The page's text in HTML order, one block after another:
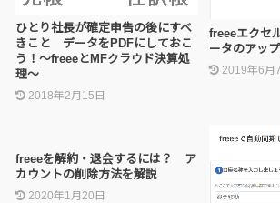
ひとり社長が確定申告の後にすべ
きこと データをPDFにしておこ
う！～freeeとMFクラウド決算処
理～
2018年2月15日
freeeエクセ
ータのアッ
2019年6月
freeeを解約・退会するには？ ア
カウントの削除方法を解説
2020年1月20日